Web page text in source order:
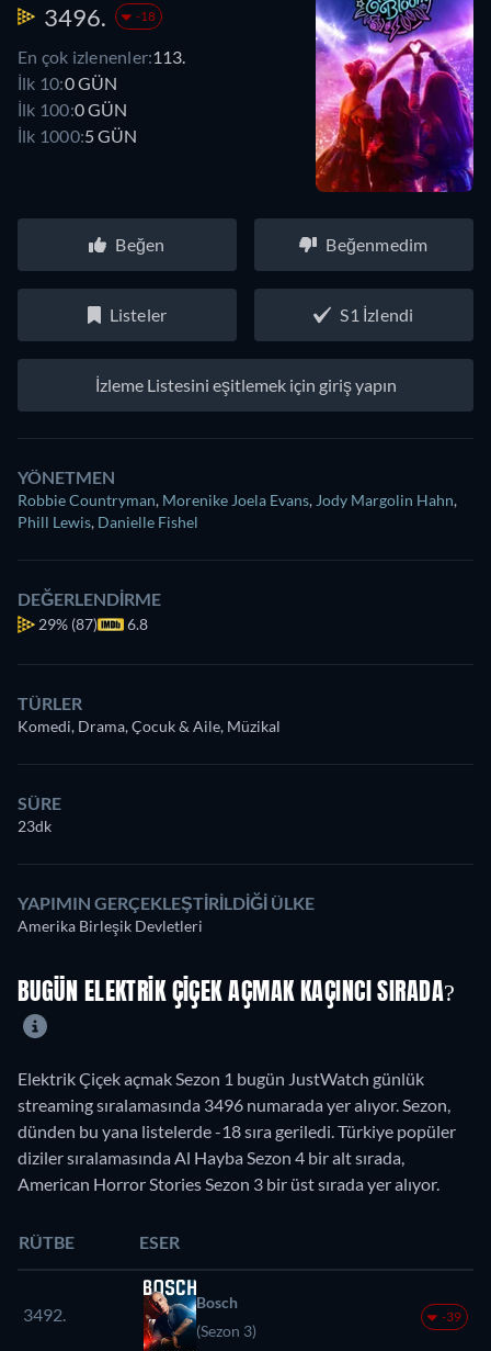
3496. -18
En çok izlenenler:113.
İlk 10:0 GÜN
İlk 100:0 GÜN
İlk 1000:5 GÜN
Beğen Beğenmedim
Listeler S1 İzlendi
İzleme Listesini eşitlemek için giriş yapın
YÖNETMEN
Robbie Countryman, Morenike Joela Evans,Jody Margolin Hahn,
Phill Lewis, Danielle Fishel
DEĞERLENDIRME
29% (87) 6.8
TÜRLER
Komedi, Drama, Çocuk & Aile, Müzikal
SÜRE
23dk
YAPIMIN GERÇEKLEŞTIRILDIĞI ÜLKE
Amerika Birleşik Devletleri
BUGÜN ELEKTRIK ÇIÇEK AÇMAK KAÇINCI SIRADA?
Elektrik Çiçek açmak Sezon 1 bugün JustWatch günlük
streaming sıralamasında 3496 numarada yer alıyor. Sezon,
dünden bu yana listelerde -18 sıra geriledi. Türkiye popüler
diziler sıralamasında Al Hayba Sezon 4 bir alt sırada,
American Horror Stories Sezon 3 bir üst sırada yer alıyor.
RÜTBE ESER
3492.
Bosch
(Sezon 3)
-39